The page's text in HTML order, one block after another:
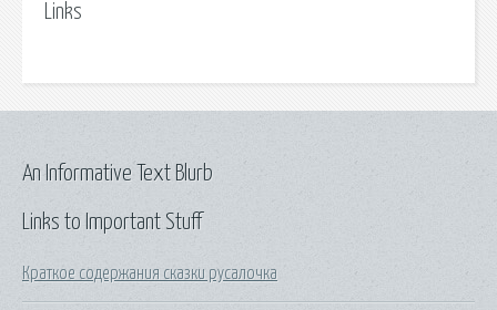
Links
Links to Important Stuff
Краткое содержания сказки русалочка
An Informative Text Blurb